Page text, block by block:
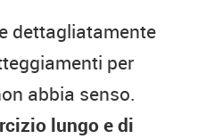
dettagliatamente
per
abbia senso.
lungo e di